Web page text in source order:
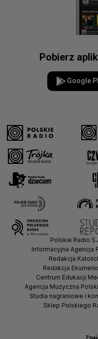
Pobierz
Google
Polskie Radio
Informacyjna Agencja
Redakcja
Redakcja
Centrum Edukacji
Agencja Muzyczna
Studia nagraniowe i
Sklep Polskiego